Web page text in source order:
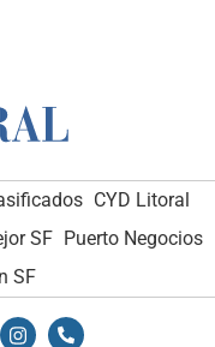
CYD Litoral
SF Puerto Negocios
SF